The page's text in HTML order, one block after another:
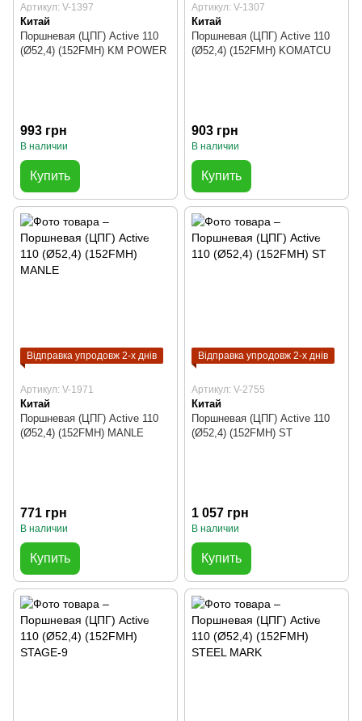
Артикул: V-1397
Китай
Поршневая (ЦПГ) Active 110
(Ø52,4) (152FMH) KM POWER
993 грн
В наличии
Купить
Артикул: V-1307
Китай
Поршневая (ЦПГ) Active 110
(Ø52,4) (152FMH) KOMATCU
903 грн
В наличии
Купить
Відправка упродовж 2-х днів
Артикул: V-1971
Китай
Поршневая (ЦПГ) Active 110
(Ø52,4) (152FMH) MANLE
771 грн
В наличии
Купить
Відправка упродовж 2-х днів
Артикул: V-2755
Китай
Поршневая (ЦПГ) Active 110
(Ø52,4) (152FMH) ST
1 057 грн
В наличии
Купить